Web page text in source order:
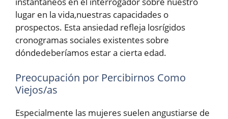
lugar en la vida,nuestras capacidades o
prospectos. Esta ansiedad refleja losrígidos
cronogramas sociales existentes sobre
dóndedeberíamos estar a cierta edad.
Preocupación por Percibirnos Como
Viejos/as
Especialmente las mujeres suelen angustiarse de